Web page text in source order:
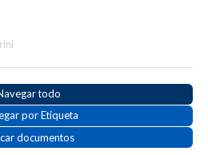
todo
por Etiqueta
documentos